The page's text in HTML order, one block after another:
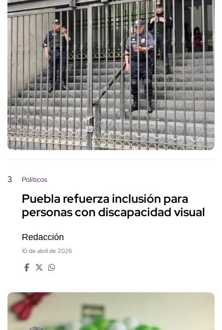
3 Políticos
Puebla refuerza inclusión para
personas con discapacidad visual
Redacción
10 de abril de 2026